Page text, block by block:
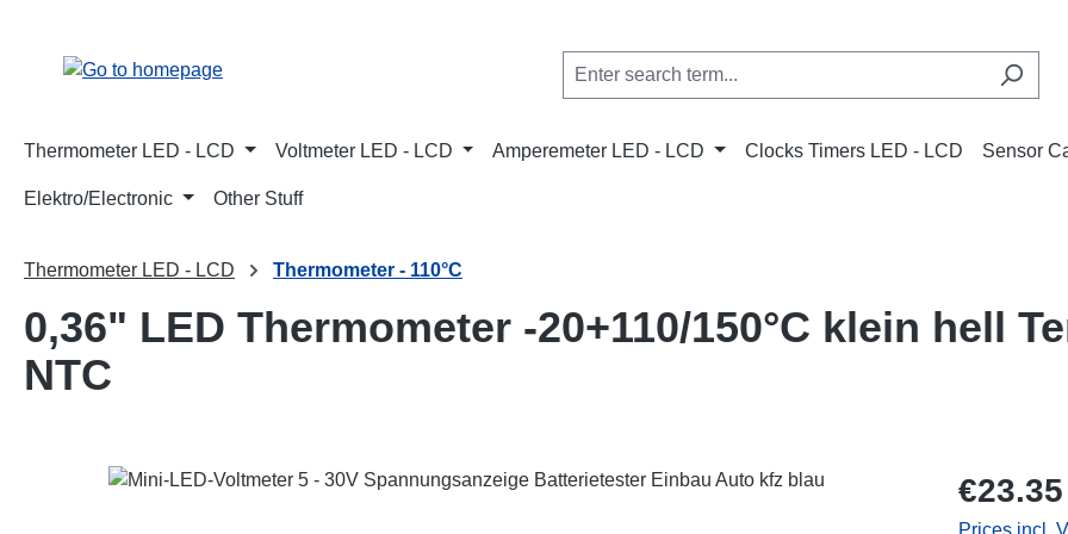
Thermometer LED - LCD Voltmeter LED - LCD Amperemeter LED - LCD Clocks Timers LED - LCD Sensor
Elektro/Electronic Other Stuff
Thermometer LED - LCD Thermometer - 110°C
0,36" LED Thermometer -20+110/150°C klein hell
NTC
Skip image gallery Regular price:
€23.35
Prices incl.